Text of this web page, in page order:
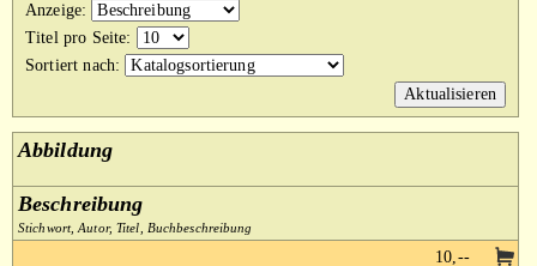
Warenkorb
AGB
Anzeige:
Titel pro Seite:
Sortiert nach:
Abbildung
Beschreibung
Stichwort, Autor, Titel, Buchbeschreibung
10,--